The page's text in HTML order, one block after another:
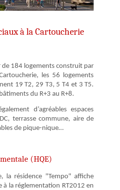
à la Cartoucherie
de 184 logements construit par
les 56 logements
19 T2, 29 T3, 5 T4 et 3 T5.
du R+3 au R+8.
d’agréables espaces
terrasse commune, aire de
de pique-nique…
(HQE)
la résidence "Tempo" affiche
la réglementation RT2012 en